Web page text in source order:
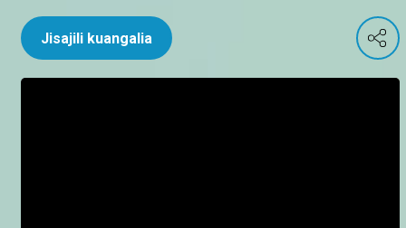
Jisajili kuangalia